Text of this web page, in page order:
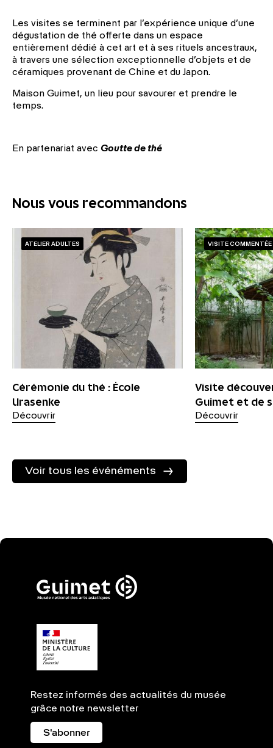
Les visites se terminent par l’expérience unique d’une
dégustation de thé offerte dans un espace
entièrement dédié à cet art et à ses rituels ancestraux,
à travers une sélection exceptionnelle d’objets et de
céramiques pro­venant de Chine et du Japon.
Maison Guimet, un lieu pour savourer et prendre le
temps.
En partenariat avec Goutte de thé
Nous vous recommandons
ATELIER ADULTES
Cérémonie du thé : École
Urasenke
Découvrir
VISITE COMMENTÉE
Visite
Guimet et de
Découvrir
Voir tous les événéments
Restez informés des actualités du musée
grâce notre newsletter
S'abonner